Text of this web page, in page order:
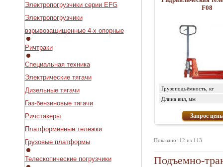
Электропогрузчики серии EFG
Электропогрузчики
взрывозащищенные 4-х опорные
Ричтраки
Специальная техника
Электрические тягачи
Дизельные тягачи
Газ-бензиновые тягачи
Ричстакеры
Платформенные тележки
Грузовые платформы
Телескопические погрузчики
F08
Грузоподъёмность, кг
Длина вил, мм
Запрос
Показано: 12 из 113
Подъемно-